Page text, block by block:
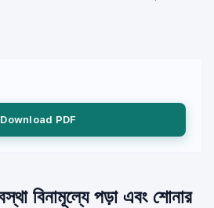
Download PDF
বিনামূল্যে পড়া এবং শোনার